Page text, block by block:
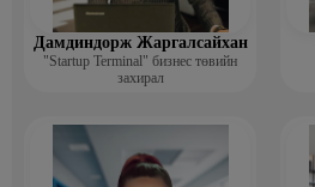
Дамдиндорж Жаргалсайхан
"Startup Terminal" бизнес төвийн
захирал